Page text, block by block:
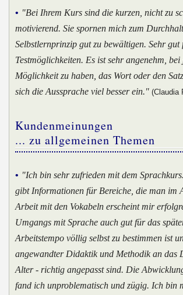
• "Bei Ihrem Kurs sind die kurzen, nicht zu
motivierend. Sie spornen mich zum
Selbstlernprinzip gut zu bewältigen. Sehr
Testmöglichkeiten. Es ist sehr angenehm,
Möglichkeit zu haben, das Wort oder den
sich die Aussprache viel besser ein."(Claudia
Kundenmeinungen
... zu allgemeinen Themen
• "Ich bin sehr zufrieden mit dem
gibt Informationen für Bereiche, die man im
Arbeit mit den Vokabeln erscheint mir
Umgangs mit Sprache auch gut für das
Arbeitstempo völlig selbst zu bestimmen ist
angewandter Didaktik und Methodik an das
Alter - richtig angepasst sind. Die
fand ich unproblematisch und zügig. Ich bin